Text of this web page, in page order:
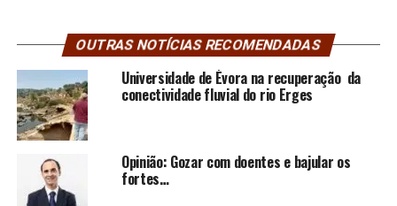
OUTRAS NOTÍCIAS RECOMENDADAS
Universidade de Évora na recuperação da
conectividade fluvial do rio Erges
Opinião: Gozar com doentes e bajular os
fortes…